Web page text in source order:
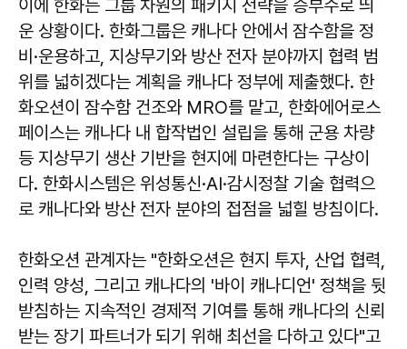
이에 한화는 그룹 차원의 패키지 전략을 승부수로 띄
운 상황이다. 한화그룹은 캐나다 안에서 잠수함을 정
비·운용하고, 지상무기와 방산 전자 분야까지 협력 범
위를 넓히겠다는 계획을 캐나다 정부에 제출했다. 한
화오션이 잠수함 건조와 MRO를 맡고, 한화에어로스
페이스는 캐나다 내 합작법인 설립을 통해 군용 차량
등 지상무기 생산 기반을 현지에 마련한다는 구상이
다. 한화시스템은 위성통신·AI·감시정찰 기술 협력으
로 캐나다와 방산 전자 분야의 접점을 넓힐 방침이다.
한화오션 관계자는 "한화오션은 현지 투자, 산업 협력,
인력 양성, 그리고 캐나다의 '바이 캐나디언' 정책을 뒷
받침하는 지속적인 경제적 기여를 통해 캐나다의 신뢰
받는 장기 파트너가 되기 위해 최선을 다하고 있다"고